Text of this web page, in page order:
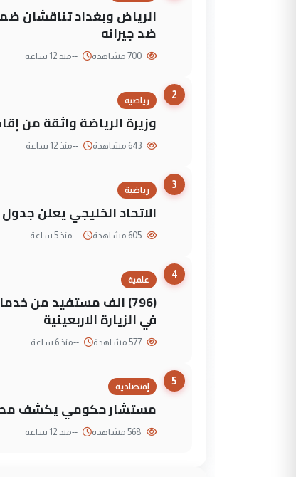
الرياض وبغداد تناقشان
ضد جيرانه
--منذ 12 ساعة
2
رياضية
وزيرة الرياضة واثقة من إقامة
--منذ 12 ساعة
3
رياضية
الاتحاد الخليجي يعلن جدول مباريات
--منذ 5 ساعة
4
علمية
(796) الف مستفيد من
في الزيارة الاربعينية
--منذ 6 ساعة
5
إقتصادية
مستشار حكومي يكشف
--منذ 12 ساعة